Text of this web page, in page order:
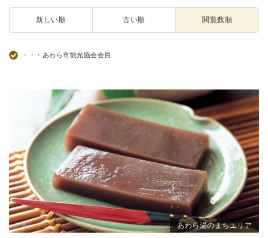
新しい順 古い順 閲覧数順
・・・あわら市観光協会会員
あわら湯のまちエリア